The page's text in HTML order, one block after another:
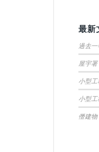
最新
過去
屋宇
小型
小型
僭建